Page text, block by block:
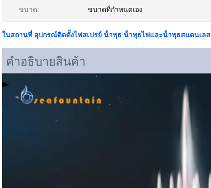
ขนาด: ขนาดที่กำหนดเอง
ในสถานที่ อุปกรณ์ติดตั้งไฟสเปรย์ น้ําพุธ น้ําพุธไฟและน้ําพุธสแตนเลส
คําอธิบายสินค้า